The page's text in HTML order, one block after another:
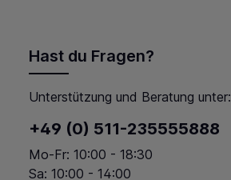
Hast du Fragen?
Unterstützung und Beratung unter:
+49 (0) 511-235555888
Mo-Fr: 10:00 - 18:30
Sa: 10:00 - 14:00